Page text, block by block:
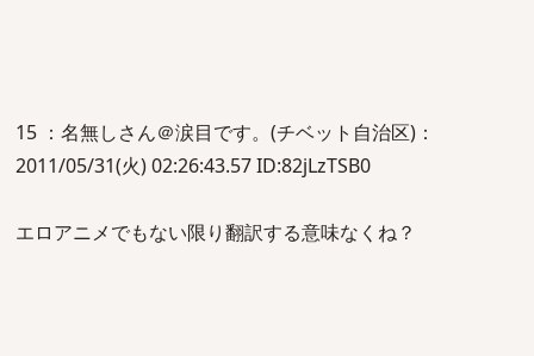
15 ：名無しさん＠涙目です。(チベット自治区)：
2011/05/31(火) 02:26:43.57 ID:82jLzTSB0
エロアニメでもない限り翻訳する意味なくね？